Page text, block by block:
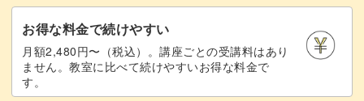
お得な料金で続けやすい
月額2,480円〜（税込）。講座ごとの受講料はあり
ません。教室に比べて続けやすいお得な料金で
す。